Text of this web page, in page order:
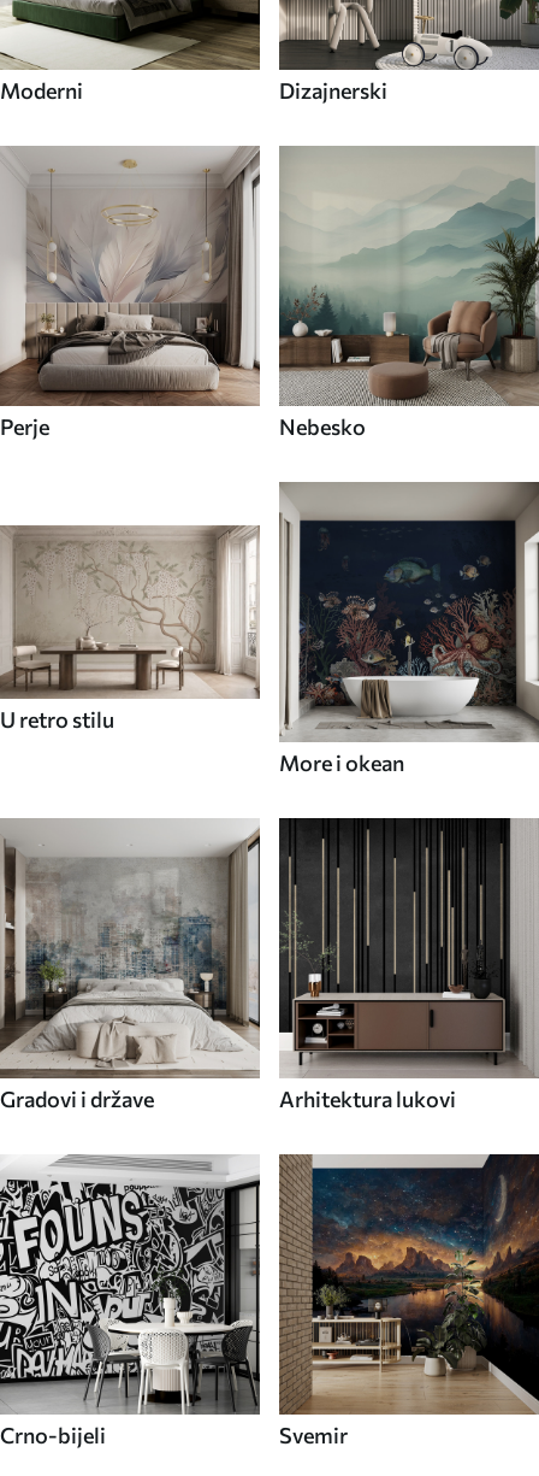
Moderni Dizajnerski
Perje Nebesko
U retro stilu
More i okean
Gradovi i države Arhitektura lukovi
Crno-bijeli Svemir